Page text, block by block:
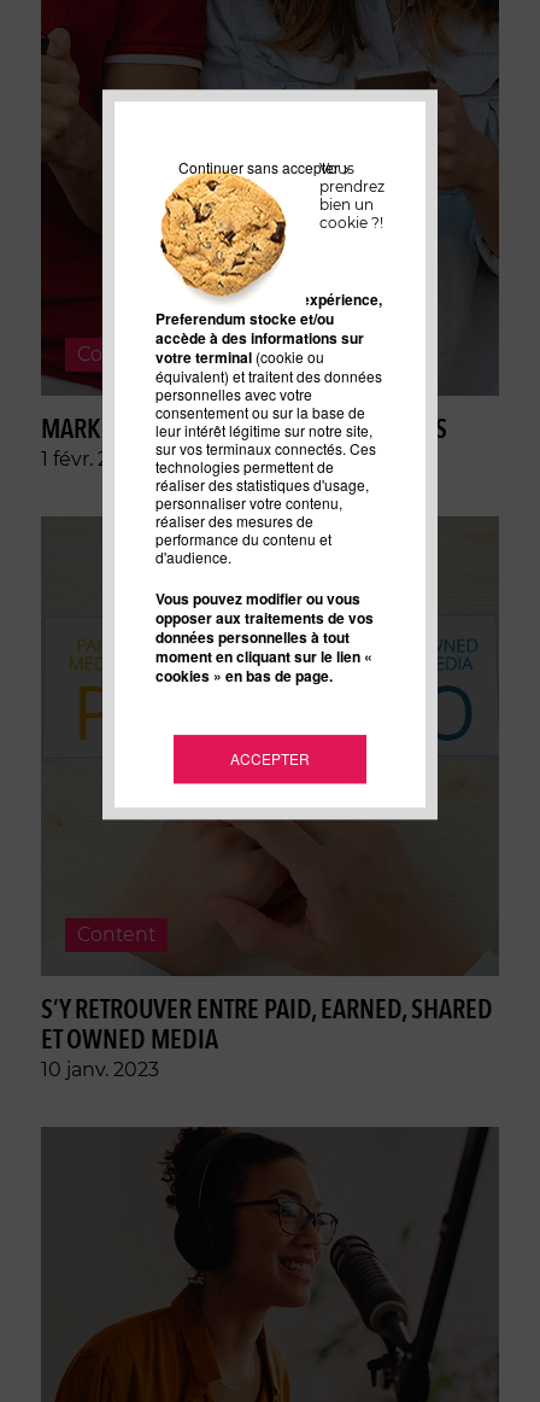
Vous
prendrez
bien un
cookie ?!
Pour améliorer votre expérience,
Preferendum stocke et/ou
accède à des informations sur
votre terminal (cookie ou
équivalent) et traitent des données
personnelles avec votre
consentement ou sur la base de
leur intérêt légitime sur notre site,
sur vos terminaux connectés. Ces
technologies permettent de
réaliser des statistiques d'usage,
personnaliser votre contenu,
réaliser des mesures de
performance du contenu et
d'audience.
Vous pouvez modifier ou vous
opposer aux traitements de vos
données personnelles à tout
moment en cliquant sur le lien «
cookies » en bas de page.
ACCEPTER
Continuer sans accepter >
Content
MARKETING D'INFLUENCE ET MILLENIALS
1 févr. 2023
Content
S’Y RETROUVER ENTRE PAID, EARNED, SHARED
ET OWNED MEDIA
10 janv. 2023